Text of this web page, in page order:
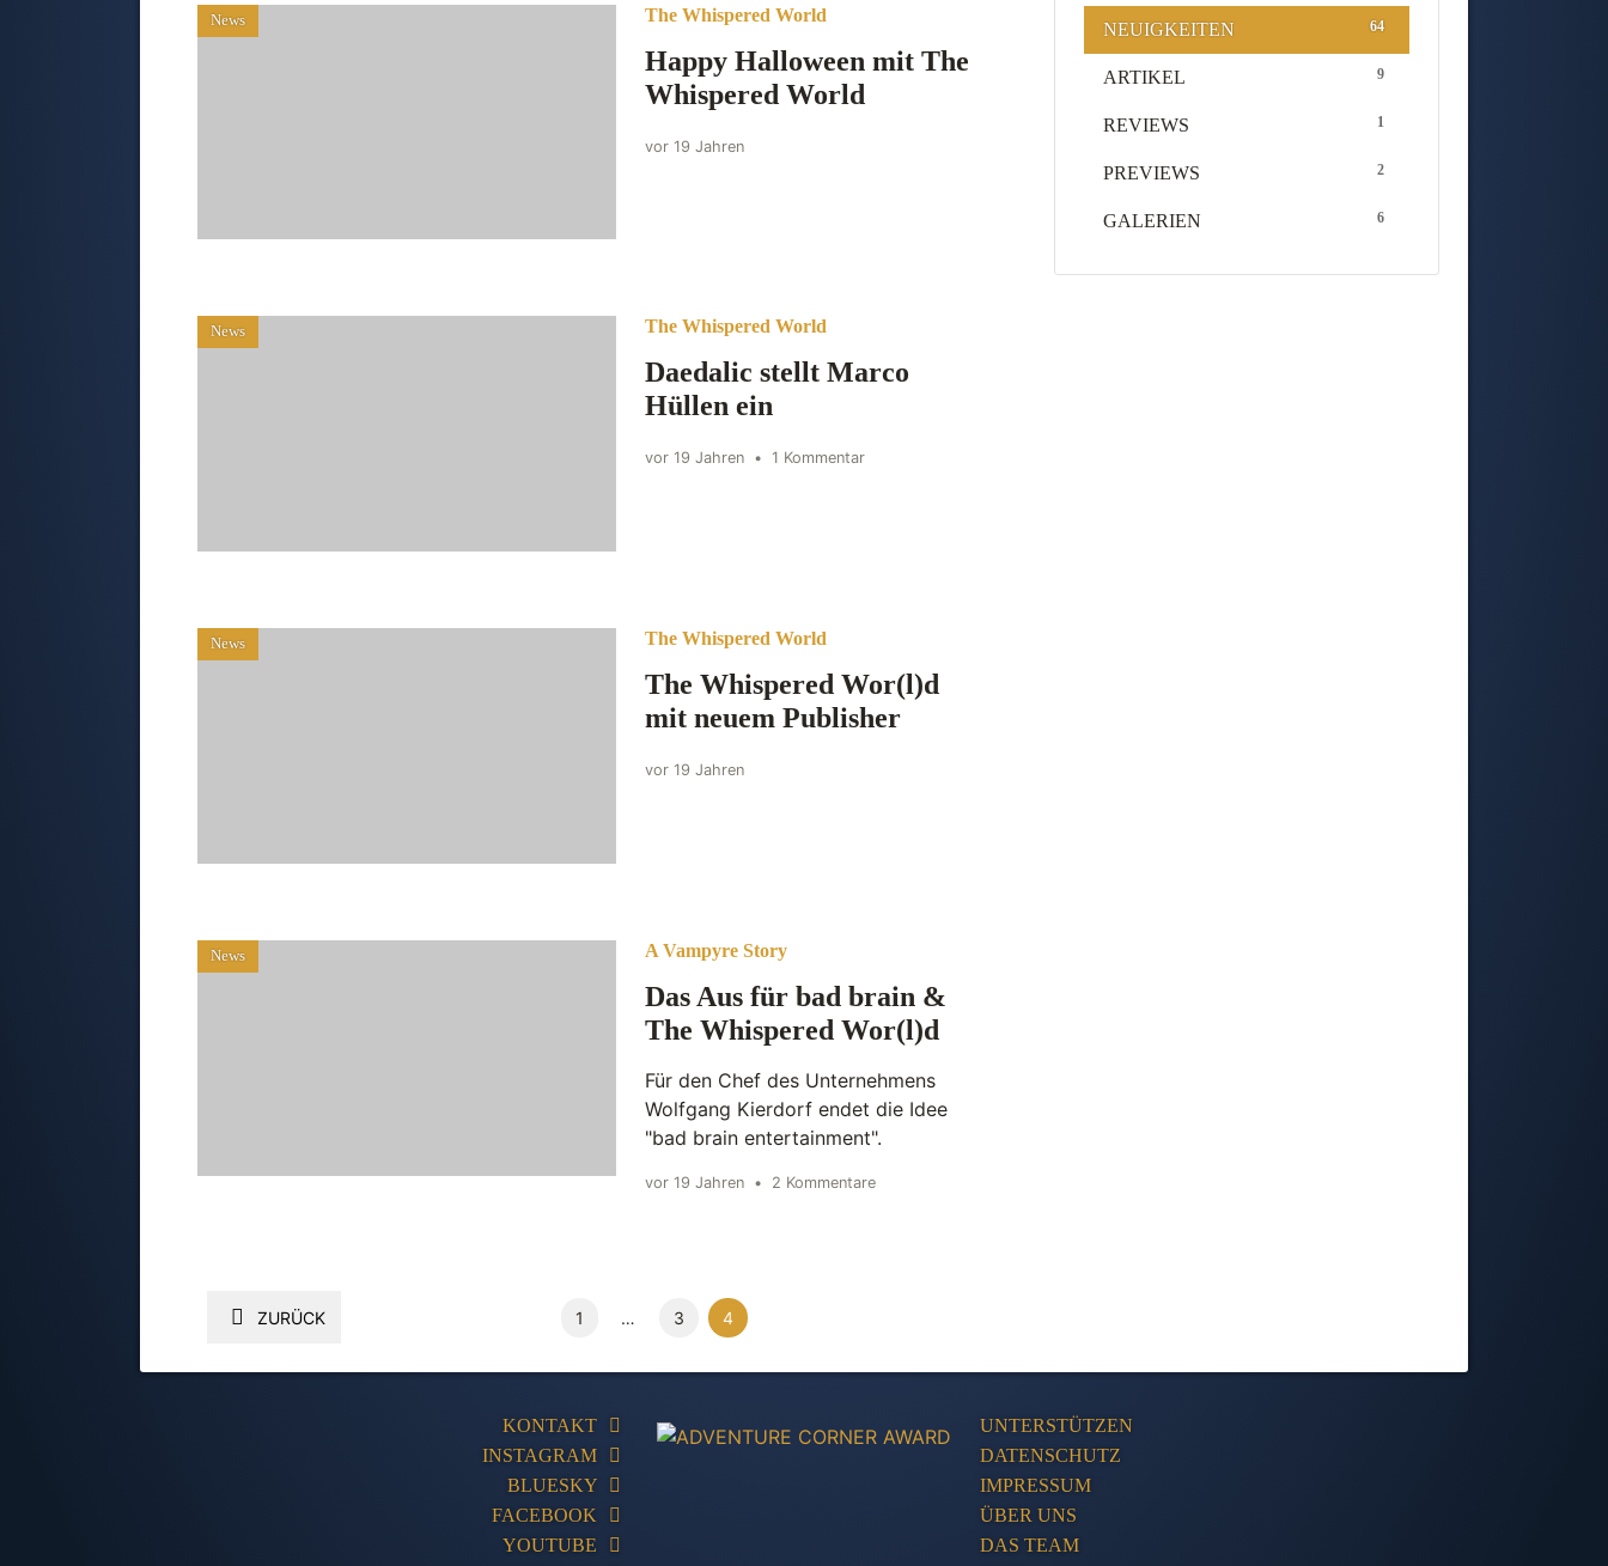
News The Whispered World
Happy Halloween mit The
Whispered World
vor 19 Jahren
News The Whispered World
Daedalic stellt Marco
Hüllen ein
vor 19 Jahren • 1 Kommentar
News The Whispered World
The Whispered Wor(l)d
mit neuem Publisher
vor 19 Jahren
News A Vampyre Story
Das Aus für bad brain &
The Whispered Wor(l)d
Für den Chef des Unternehmens
Wolfgang Kierdorf endet die Idee
"bad brain entertainment".
vor 19 Jahren • 2 Kommentare
ZURÜCK 1 … 3 4
NEUIGKEITEN 64
ARTIKEL 9
REVIEWS 1
PREVIEWS 2
GALERIEN 6
KONTAKT
INSTAGRAM
BLUESKY
FACEBOOK
YOUTUBE
UNTERSTÜTZEN
DATENSCHUTZ
IMPRESSUM
ÜBER UNS
DAS TEAM